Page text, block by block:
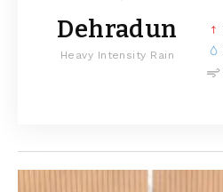
Dehradun
Heavy Intensity Rain